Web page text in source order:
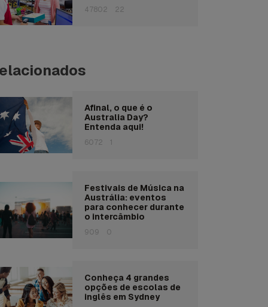
47802 22
Afinal, o que é o
Australia Day?
Entenda aqui!
6072 1
Festivais de Música na
Austrália: eventos
para conhecer durante
o intercâmbio
909 0
Conheça 4 grandes
opções de escolas de
inglês em Sydney